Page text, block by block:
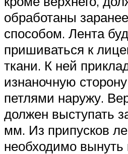
обработаны
способом. Лента
пришиваться к
ткани. К ней
изнаночную
петлями наружу.
должен выступать
мм. Из припусков
необходимо вынуть